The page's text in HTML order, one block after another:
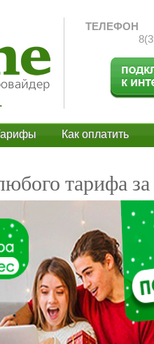
ТЕЛЕФОН
Как оплатить
тарифа